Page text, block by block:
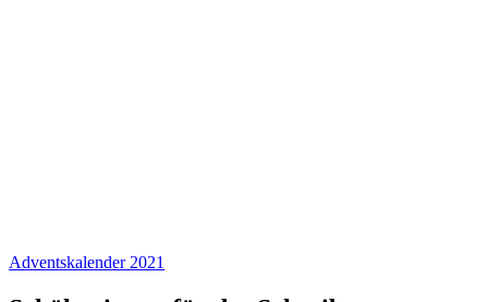
Adventskalender 2021